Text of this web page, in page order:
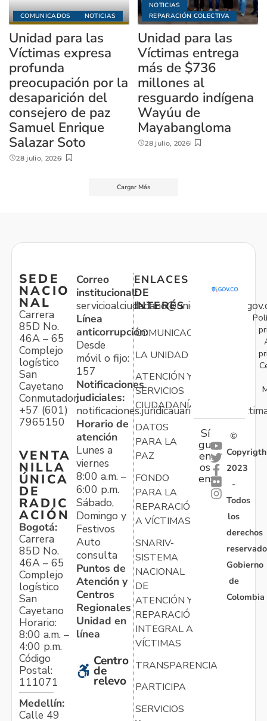
COMUNICADOS NOTICIAS
Unidad para las
Víctimas expresa
profunda
preocupación por la
desaparición del
consejero de paz
Samuel Enrique
Salazar Soto
28 julio, 2026
NOTICIAS
REPARACIÓN COLECTIVA
Unidad para las
Víctimas entrega
más de $736
millones al
resguardo indígena
Wayúu de
Mayabangloma
28 julio, 2026
Cargar Más
SEDE
NACIO
NAL
Carrera
85D No.
46A – 65
Complejo
logístico
San
Cayetano
Conmutador:
+57 (601)
7965150
VENTA
NILLA
ÚNICA
DE
RADIC
ACIÓN
Bogotá:
Carrera
85D No.
46A – 65
Complejo
logístico
San
Cayetano
Horario:
8:00 a.m. –
4:00 p.m.
Código
Postal:
111071
Medellín:
Calle 49
Correo
institucional:
Línea
anticorrupción:
Desde
móvil o fijo:
157
Notificaciones
judiciales:
Horario de
atención
Lunes a
viernes
8:00 a.m. –
6:00 p.m.
Sábado,
Domingo y
Festivos
Auto
consulta
Puntos de
Atención y
Centros
Regionales
Unidad en
línea
Centro
de
relevo
ENLACES
DE
INTERÉS
COMUNICACIONES
LA UNIDAD
ATENCIÓN Y
SERVICIOS
CIUDADANÍA
DATOS
PARA LA
PAZ
FONDO
PARA LA
REPARACIÓN
A VÍCTIMAS
SNARIV-
SISTEMA
NACIONAL
DE
ATENCIÓN Y
REPARACIÓN
INTEGRAL A
VÍCTIMAS
TRANSPARENCIA
PARTICIPA
SERVICIOS
Sí
gu
en
os
en:
©
Copyrigth
2023
-
Todos
los
derechos
Gobierno
de
Colombia